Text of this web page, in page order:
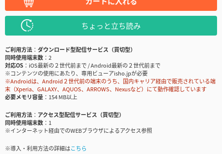
ちょっと立ち読み
ご利用方法
ダウンロード型配信サービス（買切型）
同時使用端末数
2
対応OS
iOS最新の２世代前まで / Android最新の２世代前まで
※コンテンツの使用にあたり、専用ビューアisho.jpが必要
※Androidは、Android２世代前の端末のうち、国内キャリア経由で販売されている端
末（Xperia、GALAXY、AQUOS、ARROWS、Nexusなど）にて動作確認しています
必要メモリ容量
154 MB以上
ご利用方法
アクセス型配信サービス（買切型）
同時使用端末数
1
※インターネット経由でのWEBブラウザによるアクセス参照
※導入・利用方法の詳細はこちら